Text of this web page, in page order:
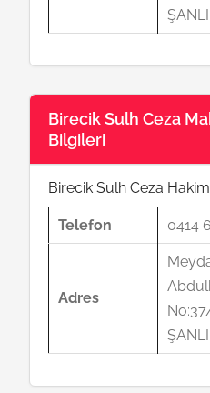
Birecik Sulh Ceza
Bilgileri
Birecik Sulh Ceza
Telefon 0414
Adres